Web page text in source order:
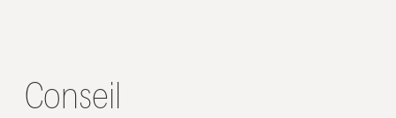
Conseil